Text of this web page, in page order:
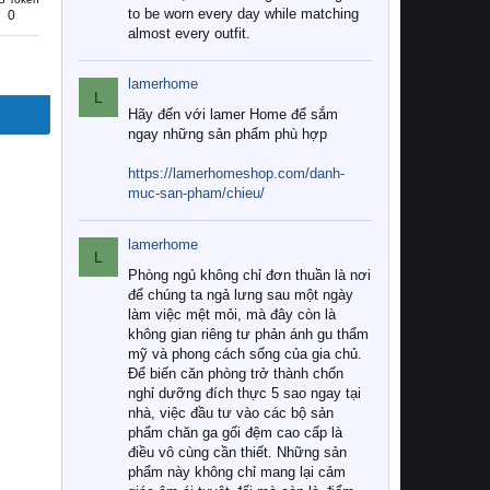
0
to be worn every day while matching
almost every outfit.
L
lamerhome
Hãy đến với lamer Home để sắm
ngay những sản phẩm phù hợp
https://lamerhomeshop.com/danh-
muc-san-pham/chieu/
L
lamerhome
Phòng ngủ không chỉ đơn thuần là nơi
để chúng ta ngả lưng sau một ngày
làm việc mệt mỏi, mà đây còn là
không gian riêng tư phản ánh gu thẩm
mỹ và phong cách sống của gia chủ.
Để biến căn phòng trở thành chốn
nghỉ dưỡng đích thực 5 sao ngay tại
nhà, việc đầu tư vào các bộ sản
phẩm chăn ga gối đệm cao cấp là
điều vô cùng cần thiết. Những sản
phẩm này không chỉ mang lại cảm